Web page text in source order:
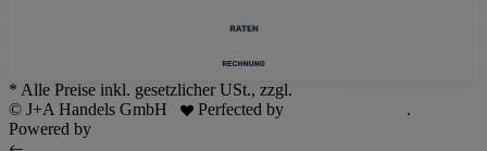
* Alle Preise inkl. gesetzlicher USt., zzgl.
© J+A Handels GmbH
Perfected by
.
Powered by